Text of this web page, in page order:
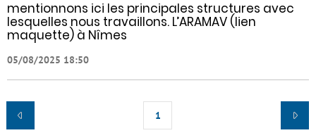
mentionnons ici les principales structures avec
lesquelles nous travaillons. L’ARAMAV (lien
maquette) à Nîmes
05/08/2025 18:50
1